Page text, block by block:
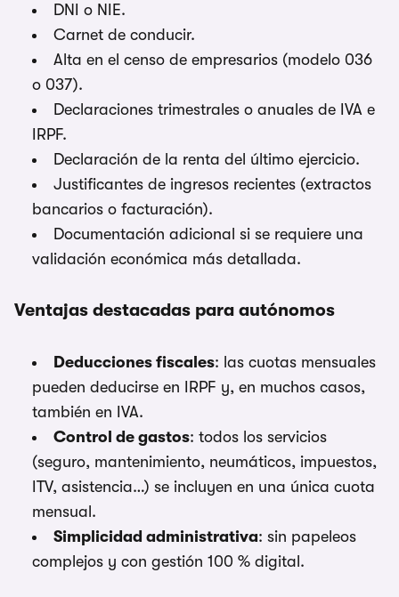
DNI o NIE.
Carnet de conducir.
Alta en el censo de empresarios (modelo 036
o 037).
Declaraciones trimestrales o anuales de IVA e
IRPF.
Declaración de la renta del último ejercicio.
Justificantes de ingresos recientes (extractos
bancarios o facturación).
Documentación adicional si se requiere una
validación económica más detallada.
Ventajas destacadas para autónomos
Deducciones fiscales: las cuotas mensuales
pueden deducirse en IRPF y, en muchos casos,
también en IVA.
Control de gastos: todos los servicios
(seguro, mantenimiento, neumáticos, impuestos,
ITV, asistencia…) se incluyen en una única cuota
mensual.
Simplicidad administrativa: sin papeleos
complejos y con gestión 100 % digital.